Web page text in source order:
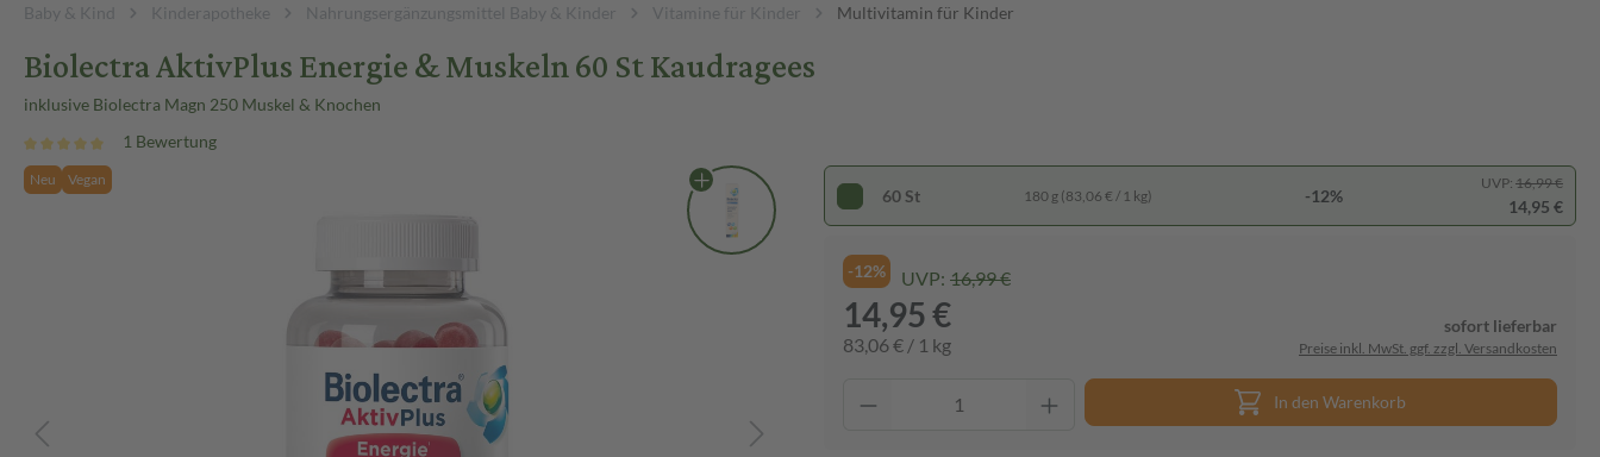
Baby & Kind Kinderapotheke Nahrungsergänzungsmittel Baby & Kinder Vitamine für Kinder Multivitamin für Kinder
Biolectra AktivPlus Energie & Muskeln 60 St Kaudragees
inklusive Biolectra Magn 250 Muskel & Knochen
1 Bewertung
Neu Vegan
60 St 180 g (83,06 € / 1 kg) -12%
UVP: 16,99 €
14,95 €
-12% UVP: 16,99 €
14,95 €
83,06 € / 1 kg
sofort lieferbar
Preise inkl. MwSt. ggf. zzgl. Versandkosten
In den Warenkorb